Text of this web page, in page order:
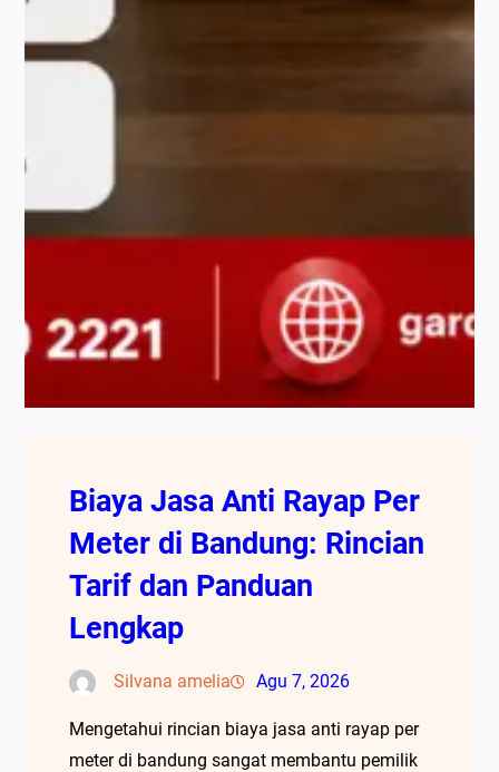
Biaya Jasa Anti Rayap Per
Meter di Bandung: Rincian
Tarif dan Panduan
Lengkap
Silvana amelia Agu 7, 2026
Mengetahui rincian biaya jasa anti rayap per
meter di bandung sangat membantu pemilik